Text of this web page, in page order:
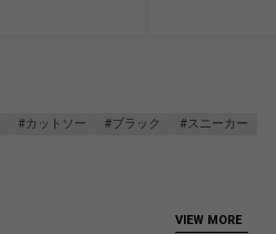
#カットソー #ブラック
#スニーカー
VIEW MORE